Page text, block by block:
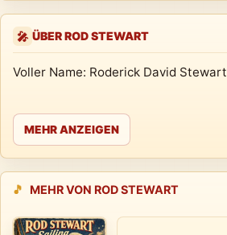
🎤 ÜBER ROD STEWART
Voller Name: Roderick David Stewart
MEHR ANZEIGEN
🎵 MEHR VON ROD STEWART